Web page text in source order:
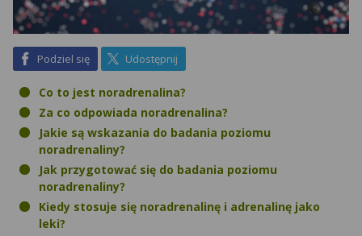
Podziel sięna FacebookUdostępnij
Co to jest noradrenalina?
Za co odpowiada noradrenalina?
Jakie są wskazania do badania poziomu
noradrenaliny?
Jak przygotować się do badania poziomu
noradrenaliny?
Kiedy stosuje się noradrenalinę i adrenalinę jako
leki?
Więcej informacji na temat wykorzystywania narzędzi
zewnętrznych w naszym serwisie znajdziesz wRegulaminie
Serwisu.